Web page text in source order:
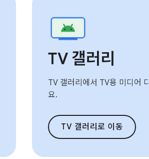
TV 갤러리
TV 갤러리에서 TV용 미디어
요.
TV 갤러리로 이동